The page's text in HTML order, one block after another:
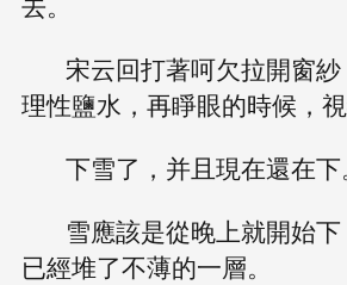
宋云回打著呵欠拉開窗
理性鹽水，再睜眼的時候，視
下雪了，并且現在還在下
雪應該是從晚上就開始
已經堆了不薄的一層。